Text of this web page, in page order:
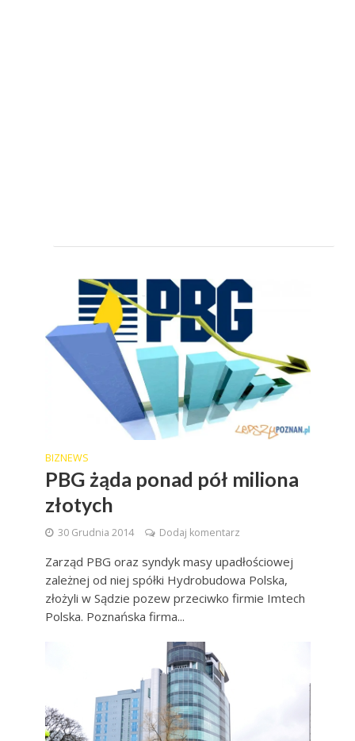
BIZNEWS
PBG żąda ponad pół miliona
złotych
30 Grudnia 2014 Dodaj komentarz
Zarząd PBG oraz syndyk masy upadłościowej
zależnej od niej spółki Hydrobudowa Polska,
złożyli w Sądzie pozew przeciwko firmie Imtech
Polska. Poznańska firma...